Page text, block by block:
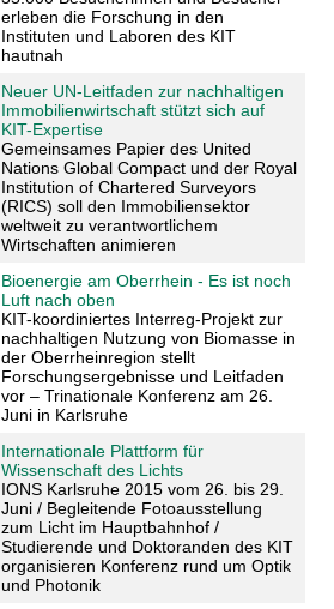
erleben die Forschung in den
Instituten und Laboren des KIT
hautnah
Neuer UN-Leitfaden zur nachhaltigen
Immobilienwirtschaft stützt sich auf
KIT-Expertise
Gemeinsames Papier des United
Nations Global Compact und der Royal
Institution of Chartered Surveyors
(RICS) soll den Immobiliensektor
weltweit zu verantwortlichem
Wirtschaften animieren
Bioenergie am Oberrhein - Es ist noch
Luft nach oben
KIT-koordiniertes Interreg-Projekt zur
nachhaltigen Nutzung von Biomasse in
der Oberrheinregion stellt
Forschungsergebnisse und Leitfaden
vor – Trinationale Konferenz am 26.
Juni in Karlsruhe
Internationale Plattform für
Wissenschaft des Lichts
IONS Karlsruhe 2015 vom 26. bis 29.
Juni / Begleitende Fotoausstellung
zum Licht im Hauptbahnhof /
Studierende und Doktoranden des KIT
organisieren Konferenz rund um Optik
und Photonik